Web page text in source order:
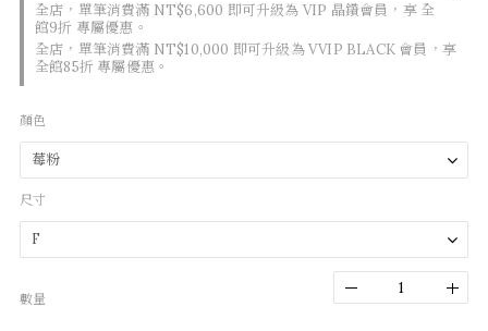
全店，單筆消費滿 NT$6,600 即可升級為 VIP 晶鑽會員，享 全
館9折 專屬優惠。
全店，單筆消費滿 NT$10,000 即可升級為 VVIP BLACK 會員，享
全館85折 專屬優惠。
顏色
尺寸
數量